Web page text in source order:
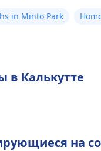
in Minto Park
в Калькутте
на